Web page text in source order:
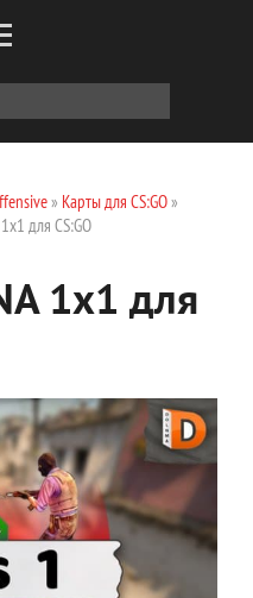
» Карты для CS:GO»
для CS:GO
1x1 для